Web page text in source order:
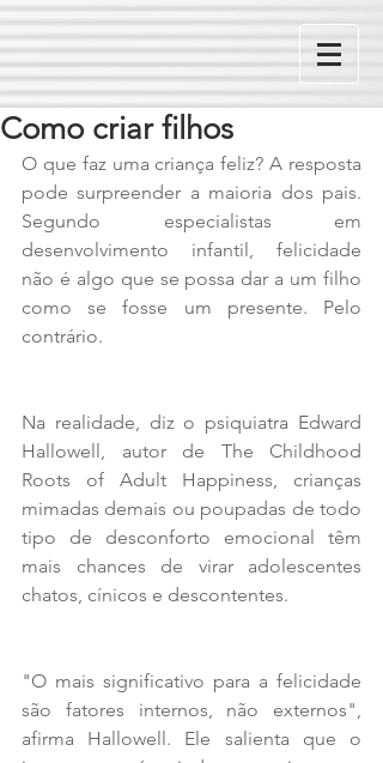
Como criar filhos
O que faz uma criança feliz? A resposta
pode surpreender a maioria dos pais.
Segundo especialistas em
desenvolvimento infantil, felicidade
não é algo que se possa dar a um filho
como se fosse um presente. Pelo
contrário.
Na realidade, diz o psiquiatra Edward
Hallowell, autor de The Childhood
Roots of Adult Happiness, crianças
mimadas demais ou poupadas de todo
tipo de desconforto emocional têm
mais chances de virar adolescentes
chatos, cínicos e descontentes.
"O mais significativo para a felicidade
são fatores internos, não externos",
afirma Hallowell. Ele salienta que o